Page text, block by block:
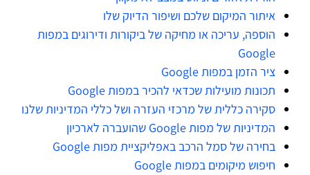
איתור המיקום שלכם ושיפור הדיוק שלו
הוספה, עריכה או מחיקה של ביקורות ודירוגים במפות
Google
ציר הזמן במפות Google
תכונות מועילות שכדאי להכיר במפות Google
סקירה כללית של מרכזי העזרה ושל כללי המדיניות שלנו
המדיניות של מפות Google שהועברה לארכיון
בחירה של סמל הרכב באפליקציית מפות Google
חיפוש מיקומים במפות Google